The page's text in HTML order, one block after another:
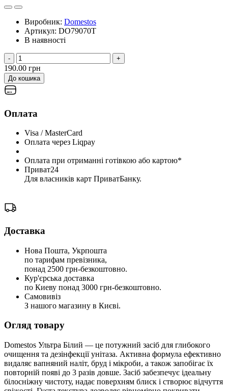
Виробник: Domestos
Артикул: DO79070T
В наявності
- +
190.00 грн
До кошика
Оплата
Visa / MasterCard
Оплата через Liqpay
Оплата при отриманні готівкою або картою*
Приват24
Для власників карт ПриватБанку.
Доставка
Нова Пошта, Укрпошта
по тарифам превізника,
понад 2500 грн-безкоштовно.
Кур'єрська доставка
по Киеву понад 3000 грн-безкоштовно.
Самовивіз
З нашого магазину в Києві.
Огляд товару
Domestos Ультра Білий — це потужний засіб для глибокого
очищення та дезінфекції унітаза. Активна формула ефективно
видаляє вапняний наліт, бруд і мікроби, а також запобігає їх
повторній появі до 3 разів довше. Засіб забезпечує ідеальну
білосніжну чистоту, надає поверхням блиск і створює відчуття